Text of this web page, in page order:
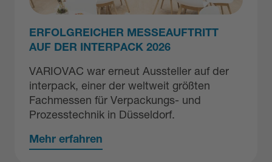
ERFOLGREICHER MESSEAUFTRITT
AUF DER INTERPACK 2026
VARIOVAC war erneut Aussteller auf der
interpack, einer der weltweit größten
Fachmessen für Verpackungs- und
Prozesstechnik in Düsseldorf.
Mehr erfahren